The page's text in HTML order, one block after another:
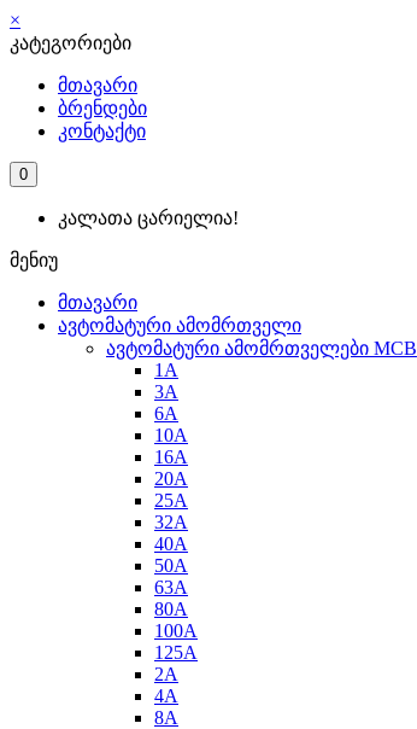
×
კატეგორიები
მთავარი
ბრენდები
კონტაქტი
0
კალათა ცარიელია!
მენიუ
მთავარი
ავტომატური ამომრთველი
ავტომატური ამომრთველები MCB
1A
3A
6A
10A
16A
20A
25А
32A
40A
50A
63A
80A
100A
125A
2A
4A
8A